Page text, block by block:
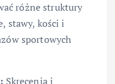
różne struktury
stawy, kości i
sportowych
Skręcenia i